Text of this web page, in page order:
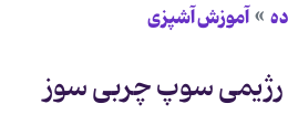
آموزش آشپزی
رژیمی سوپ چربی سوز